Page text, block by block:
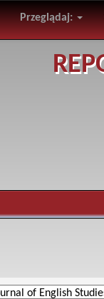
Przeglądaj: